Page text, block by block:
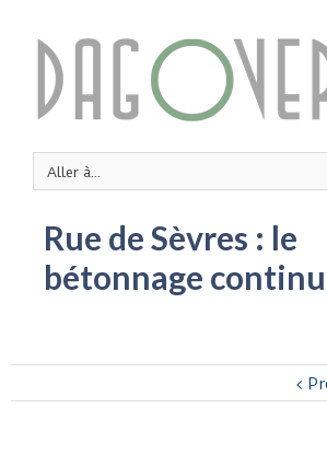
Aller à...
Rue de Sèvres : le
bétonnage